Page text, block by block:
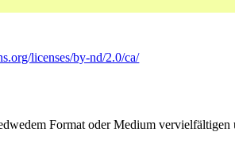
licenses/by-nd/2.0/ca/
Format oder Medium